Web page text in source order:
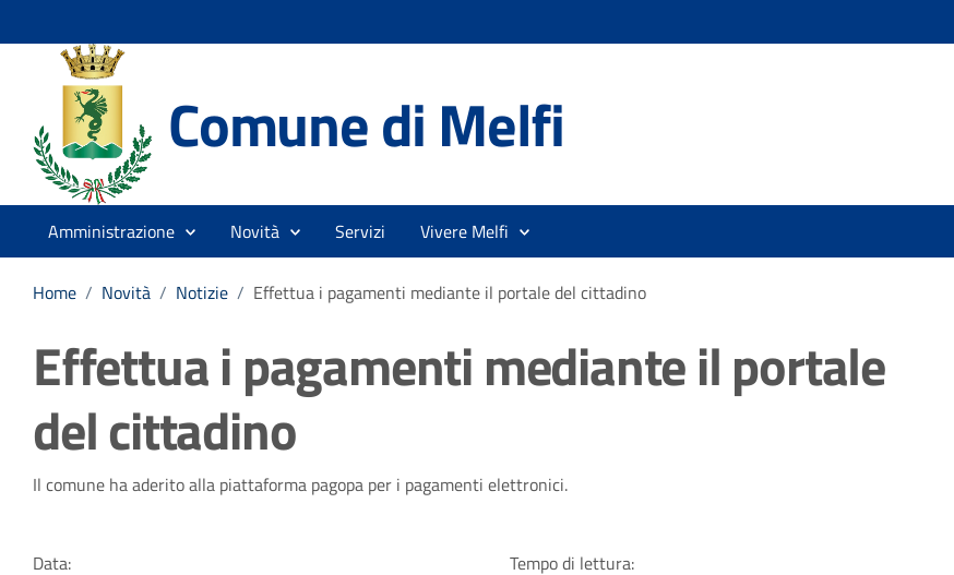
Comune di Melfi
Amministrazione Novità Servizi Vivere Melfi
Home / Novità / Notizie / Effettua i pagamenti mediante il portale del cittadino
Effettua i pagamenti mediante il portale
del cittadino
Dettagli della notizia
Il comune ha aderito alla piattaforma pagopa per i pagamenti elettronici.
Data:
Tempo di lettura: